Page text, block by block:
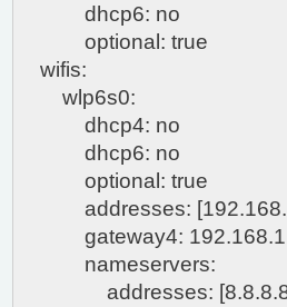
dhcp6: no
optional: true
wifis:
wlp6s0:
dhcp4: no
dhcp6: no
optional: true
addresses:
gateway4:
nameservers:
addresses: